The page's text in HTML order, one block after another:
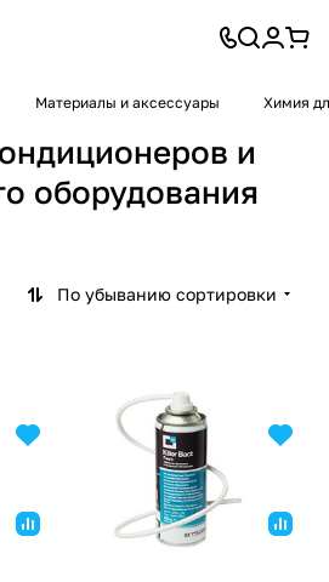
Материалы и аксессуары Химия
и
оборудования
По убыванию сортировки